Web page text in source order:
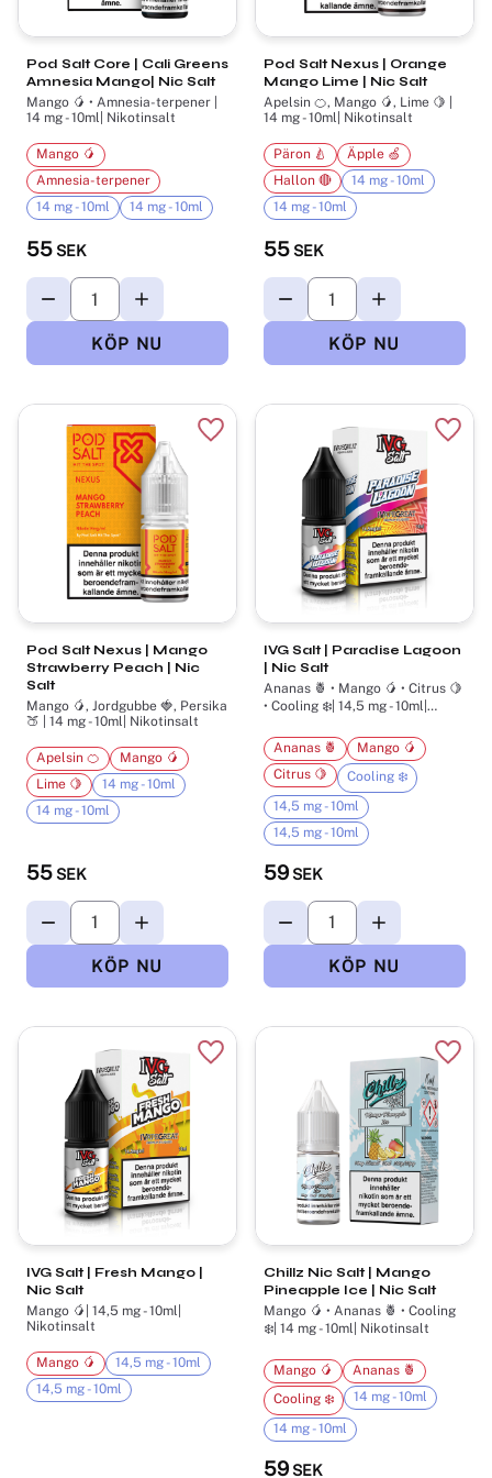
Pod Salt Core | Cali Greens
Amnesia Mango| Nic Salt
Mango 🥭 • Amnesia-terpener |
14 mg - 10ml| Nikotinsalt
55 SEK
Mango 🥭
Amnesia-terpener
14 mg - 10ml
14 mg - 10ml
Pod Salt Nexus | Orange
Mango Lime | Nic Salt
Apelsin 🍊, Mango 🥭, Lime 🍋 |
14 mg - 10ml| Nikotinsalt
55 SEK
Päron 🍐
Äpple 🍏
Hallon 🔴
14 mg - 10ml
14 mg - 10ml
Pod Salt Nexus | Mango
Strawberry Peach | Nic
Salt
Mango 🥭, Jordgubbe 🍓, Persika
🍑 | 14 mg - 10ml| Nikotinsalt
55 SEK
Apelsin 🍊
Mango 🥭
Lime 🍋
14 mg - 10ml
14 mg - 10ml
Lägg till i favoriter
IVG Salt | Paradise Lagoon
| Nic Salt
Ananas 🍍 • Mango 🥭 • Citrus 🍋
• Cooling ❄️| 14,5 mg - 10ml|
59 SEK
Ananas 🍍
Mango 🥭
Citrus 🍋
Cooling ❄️
14,5 mg - 10ml
14,5 mg - 10ml
IVG Salt | Fresh Mango |
Nic Salt
Mango 🥭| 14,5 mg - 10ml|
Nikotinsalt
Mango 🥭
14,5 mg - 10ml
14,5 mg - 10ml
Lägg till i favoriter
Chillz Nic Salt | Mango
Pineapple Ice | Nic Salt
Mango 🥭 • Ananas 🍍 • Cooling
❄️| 14 mg - 10ml| Nikotinsalt
59 SEK
Mango 🥭
Ananas 🍍
Cooling ❄️
14 mg - 10ml
14 mg - 10ml